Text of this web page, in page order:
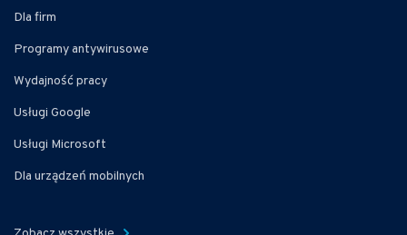
Dla firm
Programy antywirusowe
Wydajność pracy
Usługi Google
Usługi Microsoft
Dla urządzeń mobilnych